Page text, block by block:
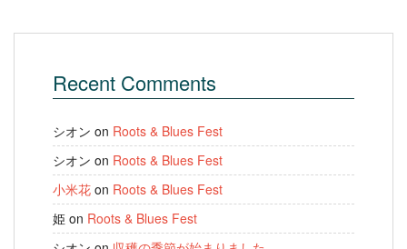
Recent Comments
シオン on Roots & Blues Fest
シオン on Roots & Blues Fest
小米花 on Roots & Blues Fest
姫 on Roots & Blues Fest